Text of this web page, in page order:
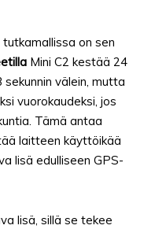
on sen
Mini C2 kestää 24
välein, mutta
vuorokaudeksi, jos
Tämä antaa
laitteen käyttöikää
lisä edulliseen GPS-
lisä, sillä se tekee